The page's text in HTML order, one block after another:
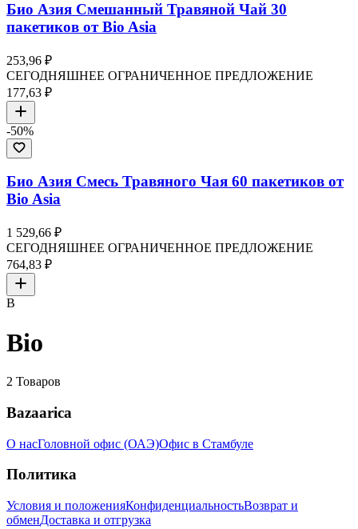
Био Азия Смешанный Травяной Чай 30
пакетиков от Bio Asia
253,96 ₽
СЕГОДНЯШНЕЕ ОГРАНИЧЕННОЕ ПРЕДЛОЖЕНИЕ
177,63 ₽
-50%
Био Азия Смесь Травяного Чая 60 пакетиков от
Bio Asia
1 529,66 ₽
СЕГОДНЯШНЕЕ ОГРАНИЧЕННОЕ ПРЕДЛОЖЕНИЕ
764,83 ₽
B
Bio
2 Товаров
Bazaarica
О насГоловной офис (ОАЭ)Офис в Стамбуле
Политика
Условия и положенияКонфиденциальностьВозврат и
обменДоставка и отгрузка